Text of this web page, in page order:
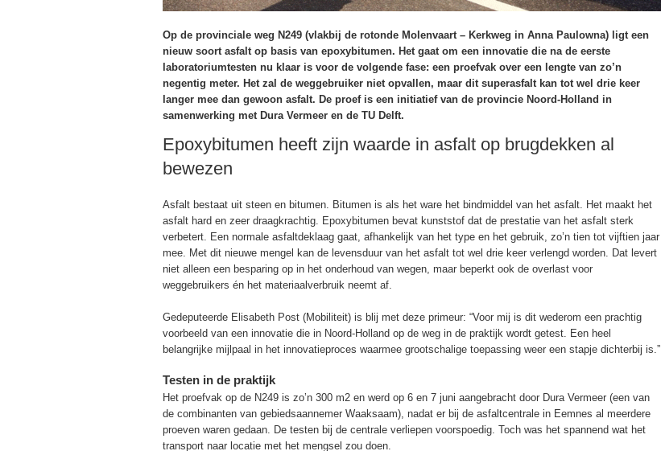
Op de provinciale weg N249 (vlakbij de rotonde Molenvaart – Kerkweg in Anna Paulowna) ligt een
nieuw soort asfalt op basis van epoxybitumen. Het gaat om een innovatie die na de eerste
laboratoriumtesten nu klaar is voor de volgende fase: een proefvak over een lengte van zo’n
negentig meter. Het zal de weggebruiker niet opvallen, maar dit superasfalt kan tot wel drie keer
langer mee dan gewoon asfalt. De proef is een initiatief van de provincie Noord-Holland in
samenwerking met Dura Vermeer en de TU Delft.
Epoxybitumen heeft zijn waarde in asfalt op brugdekken al
bewezen
Asfalt bestaat uit steen en bitumen. Bitumen is als het ware het bindmiddel van het asfalt. Het maakt het
asfalt hard en zeer draagkrachtig. Epoxybitumen bevat kunststof dat de prestatie van het asfalt sterk
verbetert. Een normale asfaltdeklaag gaat, afhankelijk van het type en het gebruik, zo’n tien tot vijftien jaar
mee. Met dit nieuwe mengel kan de levensduur van het asfalt tot wel drie keer verlengd worden. Dat levert
niet alleen een besparing op in het onderhoud van wegen, maar beperkt ook de overlast voor
weggebruikers én het materiaalverbruik neemt af.
Gedeputeerde Elisabeth Post (Mobiliteit) is blij met deze primeur: “Voor mij is dit wederom een prachtig
voorbeeld van een innovatie die in Noord-Holland op de weg in de praktijk wordt getest. Een heel
belangrijke mijlpaal in het innovatieproces waarmee grootschalige toepassing weer een stapje dichterbij is.”
Testen in de praktijk
Het proefvak op de N249 is zo’n 300 m2 en werd op 6 en 7 juni aangebracht door Dura Vermeer (een van
de combinanten van gebiedsaannemer Waaksaam), nadat er bij de asfaltcentrale in Eemnes al meerdere
proeven waren gedaan. De testen bij de centrale verliepen voorspoedig. Toch was het spannend wat het
transport naar locatie met het mengsel zou doen.